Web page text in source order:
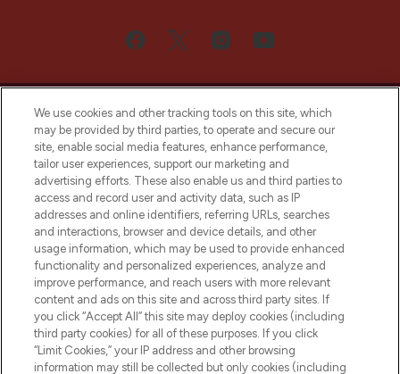
Bądź pierwszą osobą, która dowie się o
najnowszych produktach, od niszowych i
uznanych marek, sezonowych trendach i
otrzyma ekskluzywne artykuły redakcyjne
z Sunday Supplement.
Zgoda na pliki cookie
Do Not Sell or Share My Personal
Information
POMOC & INFORMACJE
We use cookies and other tracking tools on this site, which
may be provided by third parties, to operate and secure our
site, enable social media features, enhance performance,
tailor user experiences, support our marketing and
advertising efforts. These also enable us and third parties to
access and record user and activity data, such as IP
addresses and online identifiers, referring URLs, searches
and interactions, browser and device details, and other
usage information, which may be used to provide enhanced
functionality and personalized experiences, analyze and
improve performance, and reach users with more relevant
content and ads on this site and across third party sites. If
you click “Accept All” this site may deploy cookies (including
third party cookies) for all of these purposes. If you click
“Limit Cookies,” your IP address and other browsing
information may still be collected but only cookies (including